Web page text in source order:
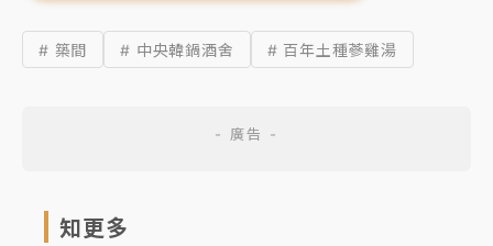
# 築間 # 中央韓鍋酒舍 # 百年土種蔘雞湯
知更多